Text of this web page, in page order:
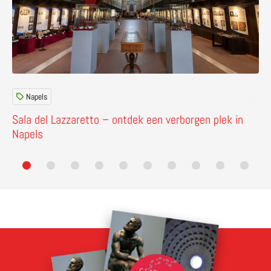
Sala del Lazzaretto – ontdek een verborgen plek in
Napels
Napels